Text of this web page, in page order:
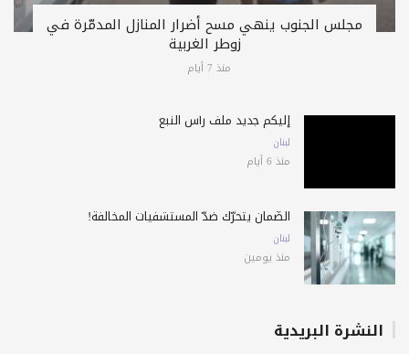
مجلس الجنوب ينهي مسح أضرار المنازل المدمّرة في
زوطر الغربية
منذ 7 أيام
إليكم جديد ملف رأس النبع
لبنان
منذ 6 أيام
الضّمان يتحرّك ضدّ المستشفيات المخالفة!
لبنان
منذ يومين
النشرة البريدية